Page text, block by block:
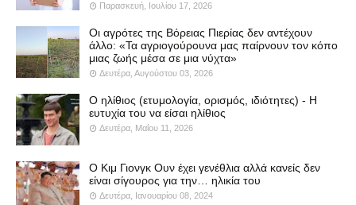
Παρασκευή, Ιουλίου 17, 2026
Οι αγρότες της Βόρειας Πιερίας δεν αντέχουν
άλλο: «Τα αγριογούρουνα μας παίρνουν τον κόπο
μιας ζωής μέσα σε μια νύχτα»
Δευτέρα, Αυγούστου 03, 2026
Ο ηλίθιος (ετυμολογία, ορισμός, ιδιότητες) - Η
ευτυχία του να είσαι ηλίθιος
Δευτέρα, Μαΐου 11, 2026
Ο Κιμ Γιονγκ Ουν έχει γενέθλια αλλά κανείς δεν
είναι σίγουρος για την… ηλικία του
Δευτέρα, Ιανουαρίου 08, 2024